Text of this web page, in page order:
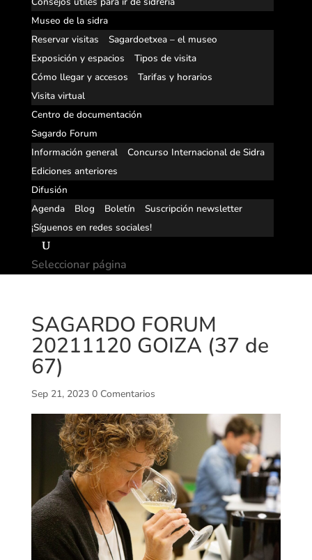
Museo de la sidra
Reservar visitas
Sagardoetxea – el museo
Exposición y espacios
Tipos de visita
Cómo llegar y accesos
Tarifas y horarios
Visita virtual
Centro de documentación
Sagardo Forum
Información general
Concurso Internacional de Sidra
Ediciones anteriores
Difusión
Agenda
Blog Boletín
Suscripción newsletter
¡Síguenos en redes sociales!
Seleccionar página
SAGARDO FORUM
20211120 GOIZA (37 de
67)
Sep 21, 2023 0 Comentarios